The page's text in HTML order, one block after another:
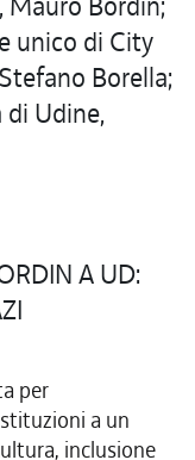
A UD:
per
a un
inclusione